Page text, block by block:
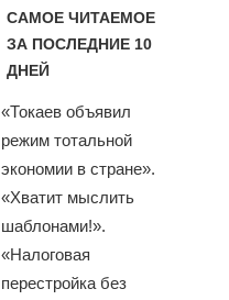
САМОЕ ЧИТАЕМОЕ
ЗА ПОСЛЕДНИЕ 10
ДНЕЙ
«Токаев объявил
режим тотальной
экономии в стране».
«Хватит мыслить
шаблонами!».
«Налоговая
перестройка без